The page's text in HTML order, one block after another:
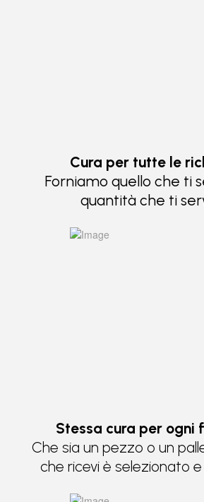
Cura per tutte le
Forniamo quello che ti
quantità che ti
Stessa cura per ogni
Che sia un pezzo o un
che ricevi è selezionato